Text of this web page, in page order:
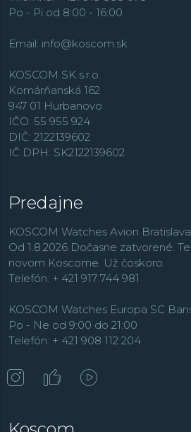
Po - Pi od 8:00 - 16:00
Email: info@koscom.sk
KOSCOM SK s.r.o.
Komárňanská 162
947 01 Hurbanovo
IČO: 55 955 924
DIČ: 2122139602
IČ DPH: SK2122139602
Predajne
KOSCOM Watches Avion Bratislava
Od 1.8.2026 Dočasne zatvorené.
novom Koscome. Už čoskoro.
Telefón: + 421 917 744 981
KOSCOM Watches Europa SC
Po - Ne od 9:00 do 21:00
Telefón: + 421 908 112 204